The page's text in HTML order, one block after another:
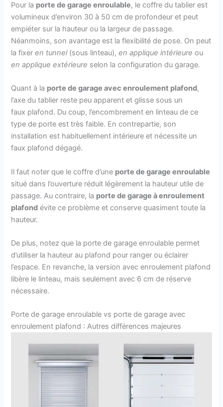
Pour la porte de garage enroulable, le coffre du tablier est
volumineux d’environ 30 à 50 cm de profondeur et peut
empiéter sur la hauteur ou la largeur de passage.
Néanmoins, son avantage est la flexibilité de pose. On peut
la fixeren tunnel(sous linteau),en applique intérieure ou
en applique extérieure selon la configuration du garage.
Quant à la porte de garage avec enroulement plafond,
l’axe du tablier reste peu apparent et glisse sous un
faux plafond. Du coup, l’encombrement en linteau de ce
type de porte est très faible. En contrepartie, son
installation est habituellement intérieure et nécessite un
faux plafond dégagé.
Il faut noter que le coffre d’une porte de garage enroulable
situé dans l’ouverture réduit légèrement la hauteur utile de
passage. Au contraire, la porte de garage à enroulement
plafond évite ce problème et conserve quasiment toute la
hauteur.
De plus, notez que la porte de garage enroulable permet
d’utiliser la hauteur au plafond pour ranger ou éclairer
l’espace. En revanche, la version avec enroulement plafond
libère le linteau, mais seulement avec 6 cm de réserve
nécessaire.
Porte de garage enroulable vs porte de garage avec
enroulement plafond : Autres différences majeures